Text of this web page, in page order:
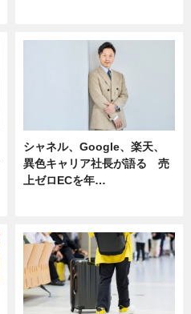
シャネル、Google、楽天、
異色キャリア社長が語る 売
上ゼロECを年…